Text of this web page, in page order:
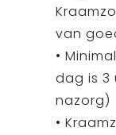
van
•
dag is 3
nazorg)
•